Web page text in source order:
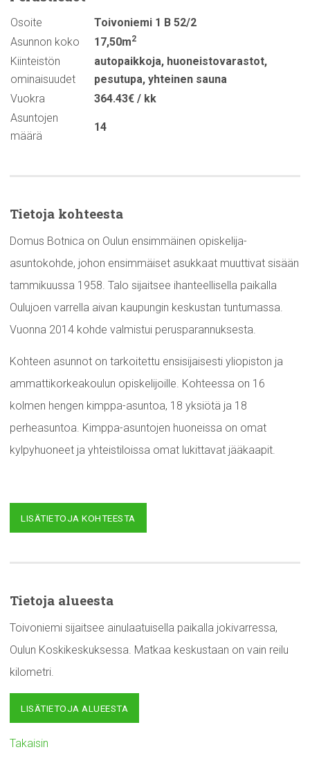
Osoite
Toivoniemi 1 B 52/2
Asunnon koko
17,50m2
Kiinteistön
ominaisuudet
autopaikkoja, huoneistovarastot,
pesutupa, yhteinen sauna
Vuokra
364.43€ / kk
Asuntojen
määrä
14
Tietoja kohteesta
Domus Botnica on Oulun ensimmäinen opiskelija-
asuntokohde, johon ensimmäiset asukkaat muuttivat sisään
tammikuussa 1958. Talo sijaitsee ihanteellisella paikalla
Oulujoen varrella aivan kaupungin keskustan tuntumassa.
Vuonna 2014 kohde valmistui perusparannuksesta.
Kohteen asunnot on tarkoitettu ensisijaisesti yliopiston ja
ammattikorkeakoulun opiskelijoille. Kohteessa on 16
kolmen hengen kimppa-asuntoa, 18 yksiötä ja 18
perheasuntoa. Kimppa-asuntojen huoneissa on omat
kylpyhuoneet ja yhteistiloissa omat lukittavat jääkaapit.
LISÄTIETOJA KOHTEESTA
Tietoja alueesta
Toivoniemi sijaitsee ainulaatuisella paikalla jokivarressa,
Oulun Koskikeskuksessa. Matkaa keskustaan on vain reilu
kilometri.
LISÄTIETOJA ALUEESTA
Takaisin